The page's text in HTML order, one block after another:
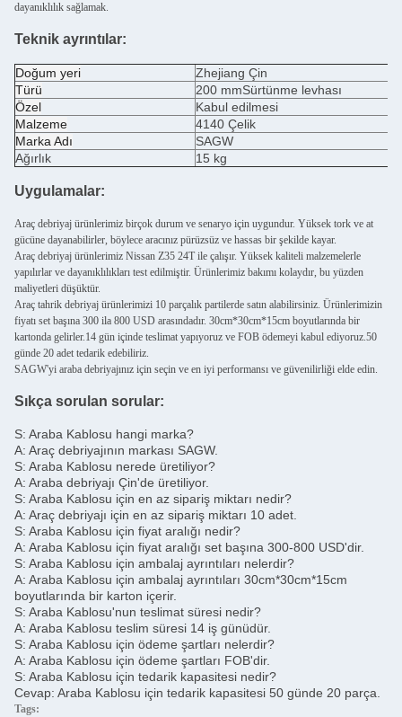
dayanıklılık sağlamak.
Teknik ayrıntılar:
Doğum yeri
Zhejiang Çin
Türü
200 mmSürtünme levhası
Özel
Kabul edilmesi
Malzeme
4140 Çelik
Marka Adı
SAGW
Ağırlık
15 kg
Uygulamalar:
Araç debriyaj ürünlerimiz birçok durum ve senaryo için uygundur. Yüksek tork ve at
gücüne dayanabilirler, böylece aracınız pürüzsüz ve hassas bir şekilde kayar.
Araç debriyaj ürünlerimiz Nissan Z35 24T ile çalışır. Yüksek kaliteli malzemelerle
yapılırlar ve dayanıklılıkları test edilmiştir. Ürünlerimiz bakımı kolaydır, bu yüzden
maliyetleri düşüktür.
Araç tahrik debriyaj ürünlerimizi 10 parçalık partilerde satın alabilirsiniz. Ürünlerimizin
fiyatı set başına 300 ila 800 USD arasındadır. 30cm*30cm*15cm boyutlarında bir
kartonda gelirler.14 gün içinde teslimat yapıyoruz ve FOB ödemeyi kabul ediyoruz.50
günde 20 adet tedarik edebiliriz.
SAGW'yi araba debriyajınız için seçin ve en iyi performansı ve güvenilirliği elde edin.
Sıkça sorulan sorular:
S: Araba Kablosu hangi marka?
A: Araç debriyajının markası SAGW.
S: Araba Kablosu nerede üretiliyor?
A: Araba debriyajı Çin'de üretiliyor.
S: Araba Kablosu için en az sipariş miktarı nedir?
A: Araç debriyajı için en az sipariş miktarı 10 adet.
S: Araba Kablosu için fiyat aralığı nedir?
A: Araba Kablosu için fiyat aralığı set başına 300-800 USD'dir.
S: Araba Kablosu için ambalaj ayrıntıları nelerdir?
A: Araba Kablosu için ambalaj ayrıntıları 30cm*30cm*15cm
boyutlarında bir karton içerir.
S: Araba Kablosu'nun teslimat süresi nedir?
A: Araba Kablosu teslim süresi 14 iş günüdür.
S: Araba Kablosu için ödeme şartları nelerdir?
A: Araba Kablosu için ödeme şartları FOB'dir.
S: Araba Kablosu için tedarik kapasitesi nedir?
Cevap: Araba Kablosu için tedarik kapasitesi 50 günde 20 parça.
Tags: